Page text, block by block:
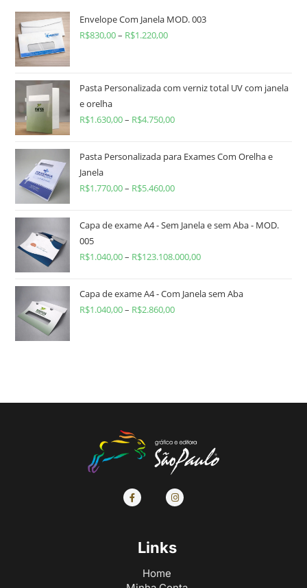
Envelope Com Janela MOD. 003
R$830,00– R$1.220,00
Pasta Personalizada com verniz total UV com janela
e orelha
R$1.630,00– R$4.750,00
Pasta Personalizada para Exames Com Orelha e
Janela
R$1.770,00– R$5.460,00
Capa de exame A4 - Sem Janela e sem Aba - MOD.
005
R$1.040,00– R$123.108.000,00
Capa de exame A4 - Com Janela sem Aba
R$1.040,00– R$2.860,00
Links
Home